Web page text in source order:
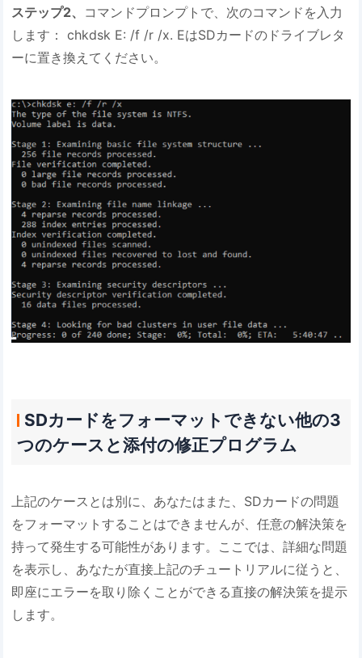
ステップ2、 コマンドプロンプトで、次のコマンドを入力
します： chkdsk E: /f /r /x. EはSDカードのドライブレタ
ーに置き換えてください。
SDカードをフォーマットできない他の3
つのケースと添付の修正プログラム
上記のケースとは別に、あなたはまた、SDカードの問題
をフォーマットすることはできませんが、任意の解決策を
持って発生する可能性があります。ここでは、詳細な問題
を表示し、あなたが直接上記のチュートリアルに従うと、
即座にエラーを取り除くことができる直接の解決策を提示
します。